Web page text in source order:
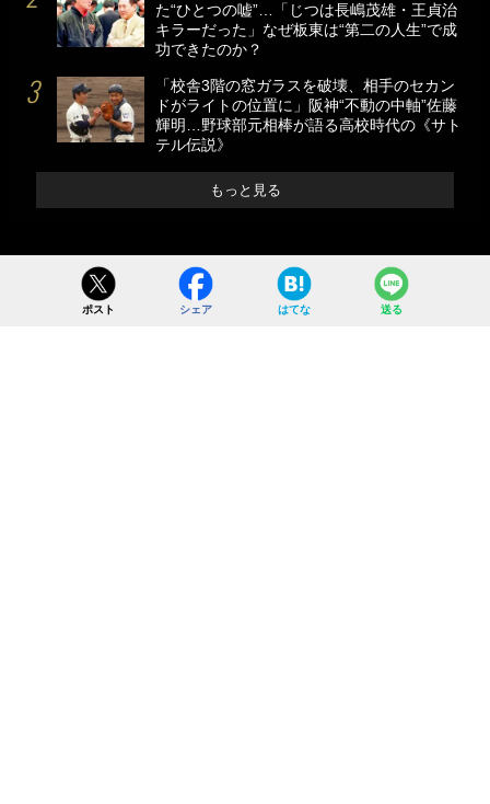
た“ひとつの嘘”…「じつは長嶋茂雄・王貞治
キラーだった」なぜ板東は“第二の人生”で成
功できたのか？
「校舎3階の窓ガラスを破壊、相手のセカン
ドがライトの位置に」阪神“不動の中軸”佐藤
輝明…野球部元相棒が語る高校時代の《サト
テル伝説》
もっと見る
ポスト シェア はてな 送る